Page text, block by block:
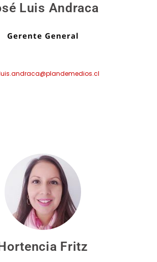
Luis Andraca
Gerente General
Fritz